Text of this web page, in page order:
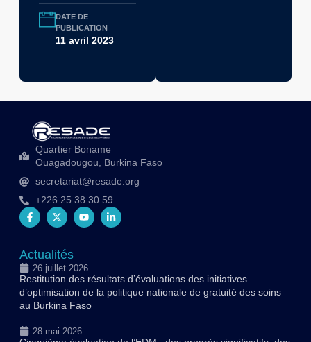
DATE DE
PUBLICATION
11 avril 2023
Quartier Boname
Ouagadougou, Burkina Faso
secretariat@resade.org
+226 25 38 30 59
Actualités
26 juillet 2026
Restitution des résultats d’évaluations des initiatives
d’optimisation de la politique nationale de gratuité des soins
au Burkina Faso
28 mai 2026